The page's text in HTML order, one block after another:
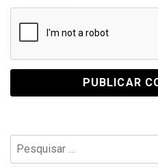
Pesquisar
por: